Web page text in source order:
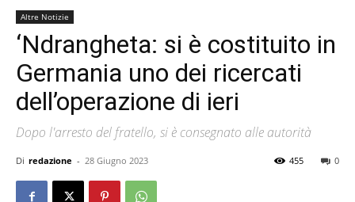
Altre Notizie
‘Ndrangheta: si è costituito in
Germania uno dei ricercati
dell’operazione di ieri
Dopo l'arresto del fratello, si è consegnato alle autorità
Di redazione - 28 Giugno 2023 0
455